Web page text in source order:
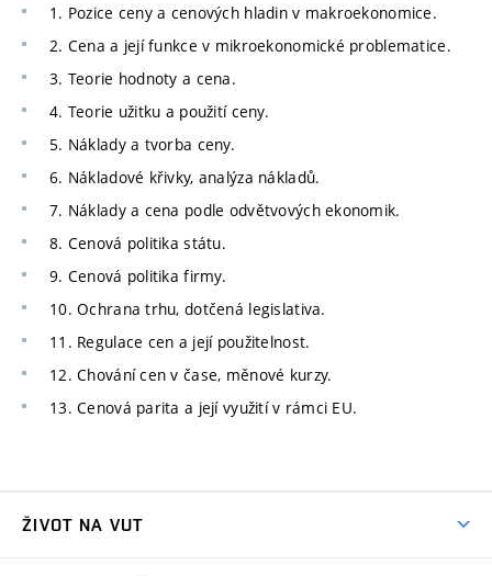
1. Pozice ceny a cenových hladin v makroekonomice.
2. Cena a její funkce v mikroekonomické problematice.
3. Teorie hodnoty a cena.
4. Teorie užitku a použití ceny.
5. Náklady a tvorba ceny.
6. Nákladové křivky, analýza nákladů.
7. Náklady a cena podle odvětvových ekonomik.
8. Cenová politika státu.
9. Cenová politika firmy.
10. Ochrana trhu, dotčená legislativa.
11. Regulace cen a její použitelnost.
12. Chování cen v čase, měnové kurzy.
13. Cenová parita a její využití v rámci EU.
ŽIVOT NA VUT